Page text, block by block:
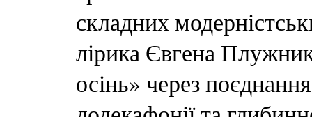
складних
лірика Євгена
осінь» через